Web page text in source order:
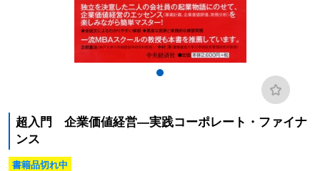
超入門 企業価値経営―実践コーポレート・ファイナ
ンス
書籍品切れ中